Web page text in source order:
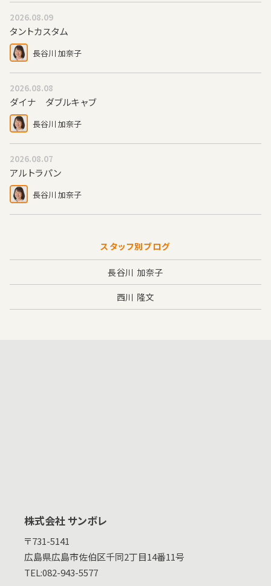
2026.08.09
タントカスタム
長谷川 加奈子
2026.08.08
ダイナ ダブルキャブ
長谷川 加奈子
2026.08.07
アルトラパン
長谷川 加奈子
スタッフ別ブログ
長谷川 加奈子
西川 隆文
株式会社 サンボレ
〒731-5141
広島県広島市佐伯区千同2丁目14番11号
TEL:082-943-5577